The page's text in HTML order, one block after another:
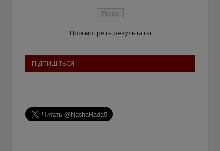
Просмотреть результаты
ПІДПИШІТЬСЯ